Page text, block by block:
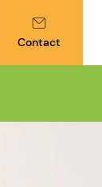
Contact